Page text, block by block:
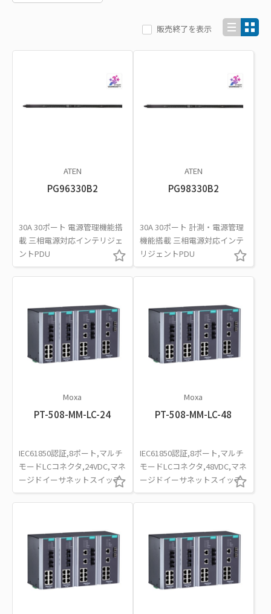
販売終了を表示
ATEN
PG96330B2
30A 30ポート 電源管理機能搭
載 三相電源対応インテリジェ
ントPDU
ATEN
PG98330B2
30A 30ポート 計測・電源管理
機能搭載 三相電源対応インテ
リジェントPDU
Moxa
PT-508-MM-LC-24
IEC61850認証,8ポート,マルチ
モードLCコネクタ,24VDC,マネ
ージドイーサネットスイッチ
Moxa
PT-508-MM-LC-48
IEC61850認証,8ポート,マルチ
モードLCコネクタ,48VDC,マネ
ージドイーサネットスイッチ